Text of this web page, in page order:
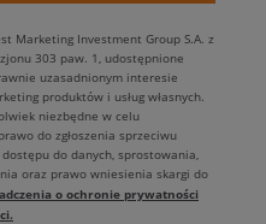
Marketing Investment Group S.A. z
303 paw. 1, udostępnione
uzasadnionym interesie
produktów i usług własnych.
niezbędne w celu
do zgłoszenia sprzeciwu
do danych, sprostowania,
oraz prawo wniesienia skargi do
o ochronie prywatności